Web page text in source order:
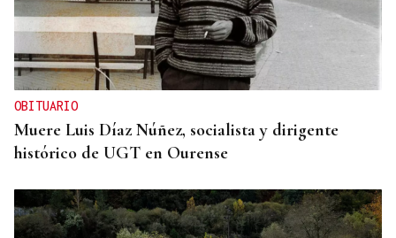
OBITUARIO
Muere Luis Díaz Núñez, socialista y dirigente
histórico de UGT en Ourense